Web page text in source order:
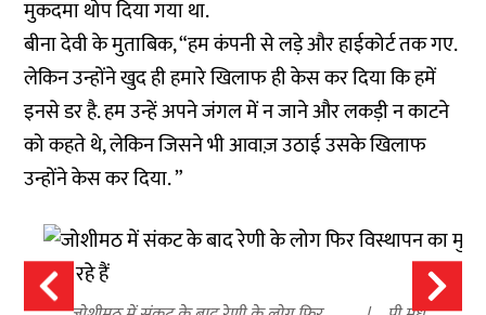
मुकदमा थोप दिया गया था.
बीना देवी के मुताबिक, “हम कंपनी से लड़े और हाईकोर्ट तक गए.
लेकिन उन्होंने खुद ही हमारे खिलाफ ही केस कर दिया कि हमें
इनसे डर है. हम उन्हें अपने जंगल में न जाने और लकड़ी न काटने
को कहते थे, लेकिन जिसने भी आवाज़ उठाई उसके खिलाफ
उन्होंने केस कर दिया. ”